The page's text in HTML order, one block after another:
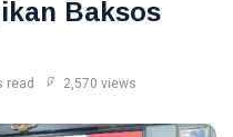
Baksos
read 2,570 views